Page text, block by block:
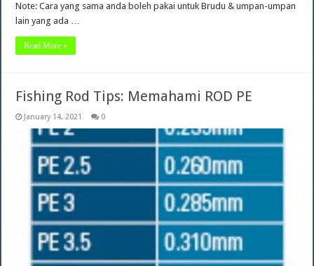
Note: Cara yang sama anda boleh pakai untuk Brudu & umpan-umpan
lain yang ada …
Read More »
Fishing Rod Tips: Memahami ROD PE
January 14, 2021 0